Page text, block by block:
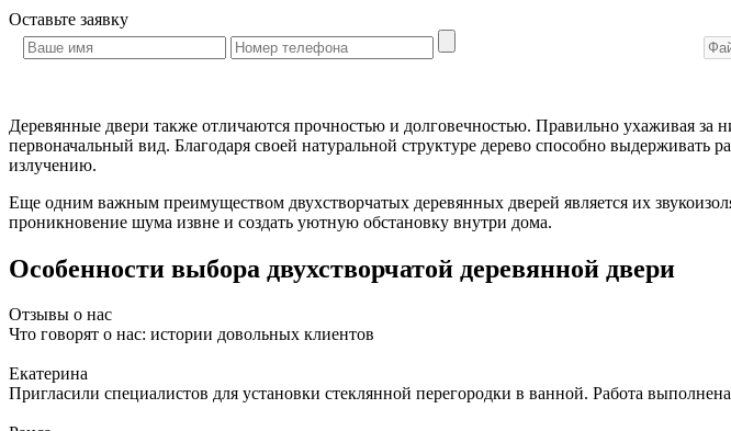
Оставьте заявку
Деревянные двери также отличаются прочностью и долговечностью. Правильно ухаживая
первоначальный вид. Благодаря своей натуральной структуре дерево способно
излучению.
Еще одним важным преимуществом двухстворчатых деревянных дверей является их
проникновение шума извне и создать уютную обстановку внутри дома.
Особенности выбора двухстворчатой деревянной двери
Отзывы о нас
Что говорят о нас: истории довольных клиентов
Екатерина
Пригласили специалистов для установки стеклянной перегородки в ванной. Работа